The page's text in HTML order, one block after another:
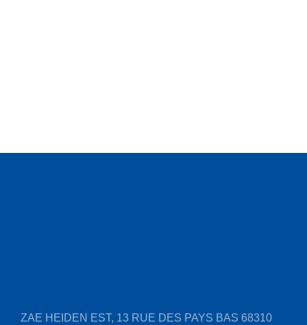
ZAE HEIDEN EST, 13 RUE DES PAYS BAS 68310